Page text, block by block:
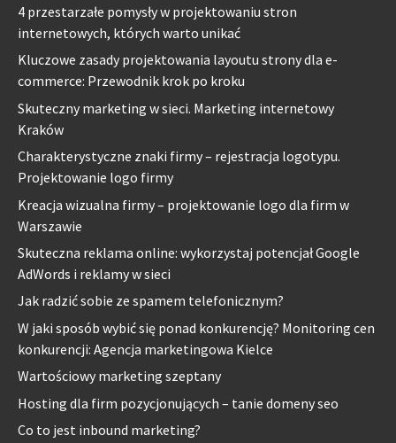
4 przestarzałe pomysły w projektowaniu stron
internetowych, których warto unikać
Kluczowe zasady projektowania layoutu strony dla e-
commerce: Przewodnik krok po kroku
Skuteczny marketing w sieci. Marketing internetowy
Kraków
Charakterystyczne znaki firmy – rejestracja logotypu.
Projektowanie logo firmy
Kreacja wizualna firmy – projektowanie logo dla firm w
Warszawie
Skuteczna reklama online: wykorzystaj potencjał Google
AdWords i reklamy w sieci
Jak radzić sobie ze spamem telefonicznym?
W jaki sposób wybić się ponad konkurencję? Monitoring cen
konkurencji: Agencja marketingowa Kielce
Wartościowy marketing szeptany
Hosting dla firm pozycjonujących – tanie domeny seo
Co to jest inbound marketing?